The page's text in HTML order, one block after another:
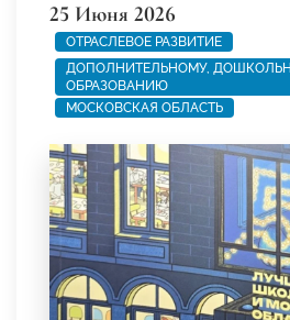
25 Июня 2026
ОТРАСЛЕВОЕ РАЗВИТИЕ
ДОПОЛНИТЕЛЬНОМУ,
ОБРАЗОВАНИЮ
МОСКОВСКАЯ ОБЛАСТЬ